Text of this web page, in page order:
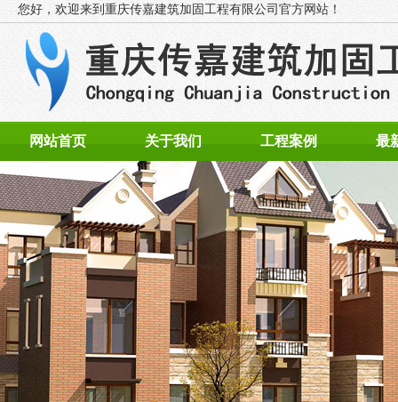
您好，欢迎来到重庆传嘉建筑加固工程有限公司官方网站！
网站首页 关于我们 工程案例 最